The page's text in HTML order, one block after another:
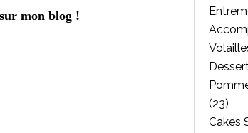
mon blog !
(23)
Cakes